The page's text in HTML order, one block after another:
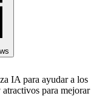
IA para ayudar a los
para mejorar